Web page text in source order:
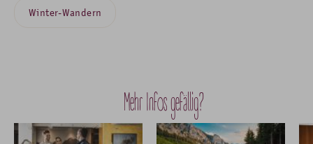
Winter-Wandern
Mehr Infos gefällig?